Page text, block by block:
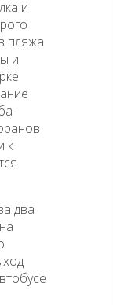
и
пляжа
и
к
два